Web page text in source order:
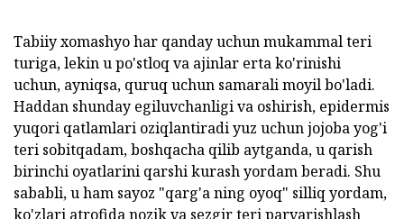
Tabiiy xomashyo har qanday uchun mukammal teri
turiga, lekin u po'stloq va ajinlar erta ko'rinishi
uchun, ayniqsa, quruq uchun samarali moyil bo'ladi.
Haddan shunday egiluvchanligi va oshirish, epidermis
yuqori qatlamlari oziqlantiradi yuz uchun jojoba yog'i
teri sobitqadam, boshqacha qilib aytganda, u qarish
birinchi oyatlarini qarshi kurash yordam beradi. Shu
sababli, u ham sayoz "qarg'a ning oyoq" silliq yordam,
ko'zlari atrofida nozik va sezgir teri parvarishlash